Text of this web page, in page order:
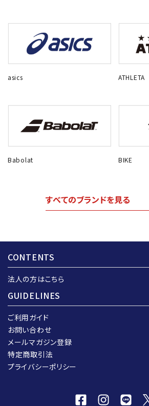
asics ATHLETA
Babolat BIKE
すべてのブランドを見る
CONTENTS
法人の方はこちら
GUIDELINES
ご利用ガイド
お問い合わせ
メールマガジン登録
特定商取引法
プライバシーポリシー